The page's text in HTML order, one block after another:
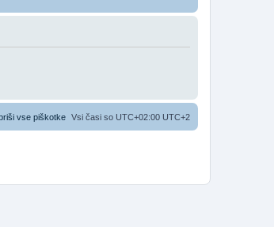
Vsi časi so UTC+02:00 UTC+2
vse piškotke